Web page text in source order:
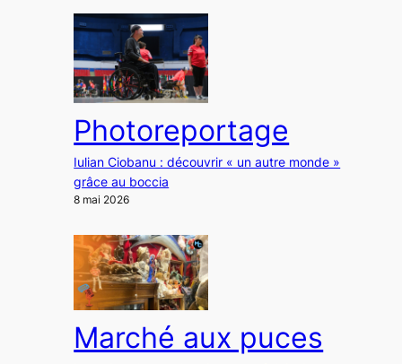
Photoreportage
Iulian Ciobanu : découvrir « un autre monde »
grâce au boccia
8 mai 2026
Marché aux puces